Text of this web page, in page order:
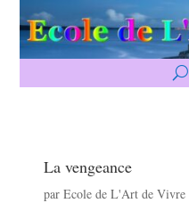
La vengeance
parEcole de L'Art de Vivre